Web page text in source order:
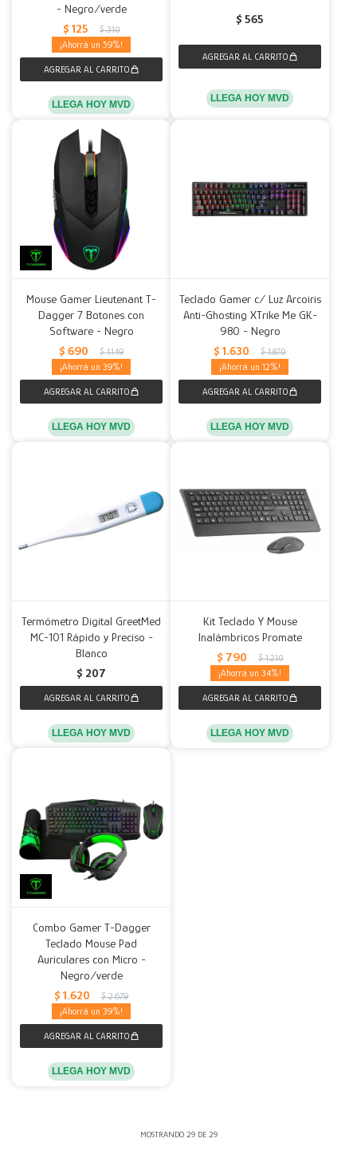
- Negro/verde
$ 125 $ 310
59
LLEGA HOY MVD
$ 565
LLEGA HOY MVD
Mouse Gamer Lieutenant T-
Dagger 7 Botones con
Software - Negro
$ 690 $ 1.149
39
LLEGA HOY MVD
Teclado Gamer c/ Luz Arcoiris
Anti-Ghosting XTrike Me GK-
980 - Negro
$ 1.630 $ 1.870
12
LLEGA HOY MVD
Termómetro Digital GreetMed
MC-101 Rápido y Preciso -
Blanco
$ 207
LLEGA HOY MVD
Kit Teclado Y Mouse
Inalámbricos Promate
$ 790 $ 1.210
34
LLEGA HOY MVD
Combo Gamer T-Dagger
Teclado Mouse Pad
Auriculares con Micro -
Negro/verde
$ 1.620 $ 2.679
39
LLEGA HOY MVD
MOSTRANDO 29DE 29